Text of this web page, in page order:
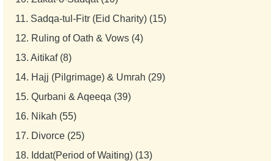
11. Sadqa-tul-Fitr (Eid Charity) (15)
12. Ruling of Oath & Vows (4)
13. Aitikaf (8)
14. Hajj (Pilgrimage) & Umrah (29)
15. Qurbani & Aqeeqa (39)
16. Nikah (55)
17. Divorce (25)
18. Iddat(Period of Waiting) (13)